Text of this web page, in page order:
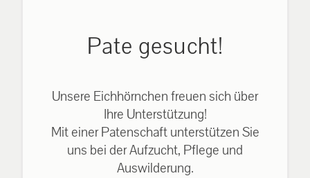
Pate gesucht!
Unsere Eichhörnchen freuen sich über
Ihre Unterstützung!
Mit einer Patenschaft unterstützen Sie
uns bei der Aufzucht, Pflege und
Auswilderung.